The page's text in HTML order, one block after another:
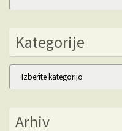
Kategorije
Kategorije
Arhiv